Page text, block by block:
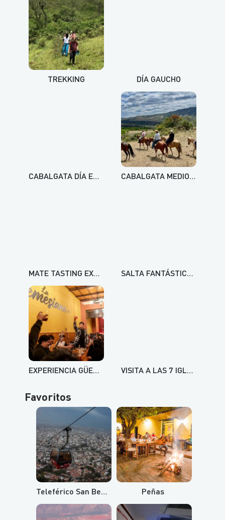
TREKKING DÍA GAUCHO
CABALGATA DÍA ENTERO CABALGATA MEDIO DÍA
MATE TASTING EXPERIENCE SALTA FANTÁSTICA GOURMET + ÁNIMA EXPERIENCE
EXPERIENCIA GÜEMESIANA VISITA A LAS 7 IGLESIAS
Favoritos
Teleférico San Bernardo y Cerro Aladelta Peñas